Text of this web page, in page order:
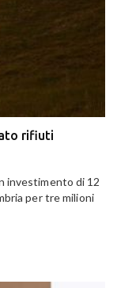
rifiuti
investimento di 12
per tre milioni